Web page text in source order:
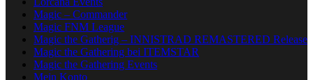
Magic – Commander
Magic FNM League
Magic the Gatherig – INNISTRAD REMASTERED Release
Magic the Gathering bei ITEMSTAR
Magic the Gathering Events
Mein Konto